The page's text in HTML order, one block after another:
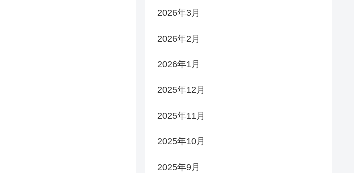
2026年3月
2026年2月
2026年1月
2025年12月
2025年11月
2025年10月
2025年9月